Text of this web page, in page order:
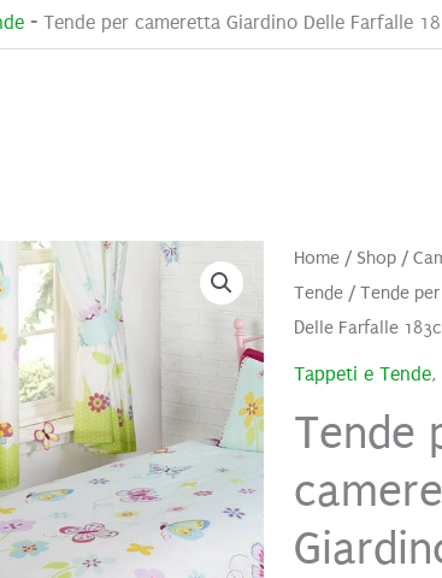
- Tende per cameretta Giardino Delle Farfalle
Home/ Shop/
Tende/ Tende per
Delle Farfalle
Tappeti e Tende,
Tende